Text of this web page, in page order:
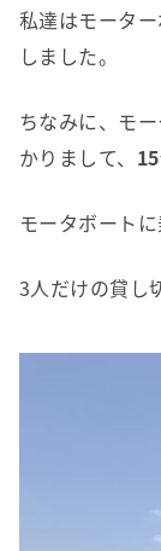
私達はモータ
しました。
ちなみに、モ
かりまして、
モータボートに
3人だけの貸し